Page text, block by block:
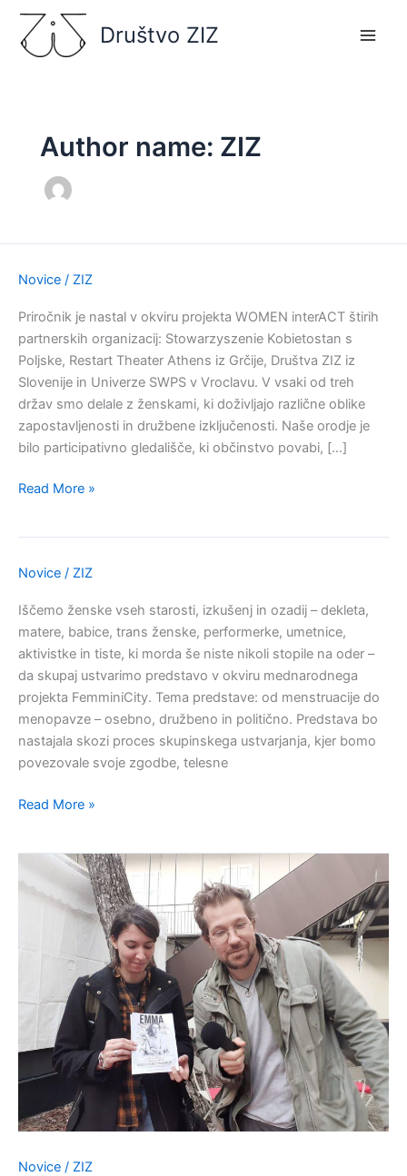
Skip
content
Društvo ZIZ
Author name: ZIZ
Novice / ZIZ
Priročnik je nastal v okviru projekta WOMEN interACT štirih
partnerskih organizacij: Stowarzyszenie Kobietostan s
Poljske, Restart Theater Athens iz Grčije, Društva ZIZ iz
Slovenije in Univerze SWPS v Vroclavu. V vsaki od treh
držav smo delale z ženskami, ki doživljajo različne oblike
zapostavljenosti in družbene izključenosti. Naše orodje je
bilo participativno gledališče, ki občinstvo povabi, […]
priročnik:
GLEDALIŠČE
kot
orodje
za
družbene
spremembe
Read More »
Novice / ZIZ
Iščemo ženske vseh starosti, izkušenj in ozadij – dekleta,
matere, babice, trans ženske, performerke, umetnice,
aktivistke in tiste, ki morda še niste nikoli stopile na oder –
da skupaj ustvarimo predstavo v okviru mednarodnega
projekta FemminiCity. Tema predstave: od menstruacije do
menopavze – osebno, družbeno in politično. Predstava bo
nastajala skozi proces skupinskega ustvarjanja, kjer bomo
povezovale svoje zgodbe, telesne
POZIV
SODELOVANJE
V
SKUPNOSTNI
GLEDALIŠKI
PREDSTAVI
Read More »
Novice / ZIZ
3.
odra
prestavljena
radijske
valove